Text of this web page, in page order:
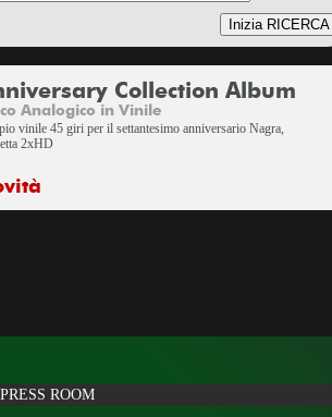
Collection Album
Analogico in Vinile
vinile 45 giri per il settantesimo anniversario Nagra,
2xHD
ROOM